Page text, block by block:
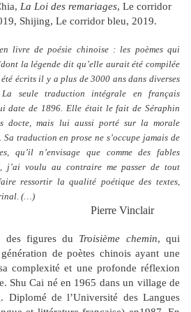
La Loi des remariages, Le corridor
Shijing, Le corridor bleu, 2019.
livre de poésie chinoise : les poèmes qui
la légende dit qu’elle aurait été compilée
écrits il y a plus de 3000 ans dans diverses
seule traduction intégrale en français
date de 1896. Elle était le fait de Séraphin
docte, mais lui aussi porté sur la morale
traduction en prose ne s’occupe jamais de
qu’il n’envisage que comme des fables
j’ai voulu au contraire me passer de tout
ressortir la qualité poétique des textes,
(…)
Vinclair
des figures du Troisième chemin, qui
de poètes chinois ayant une
complexité et une profonde réflexion
Shu Cai né en 1965 dans un village de
Diplomé de l’Université des Langues